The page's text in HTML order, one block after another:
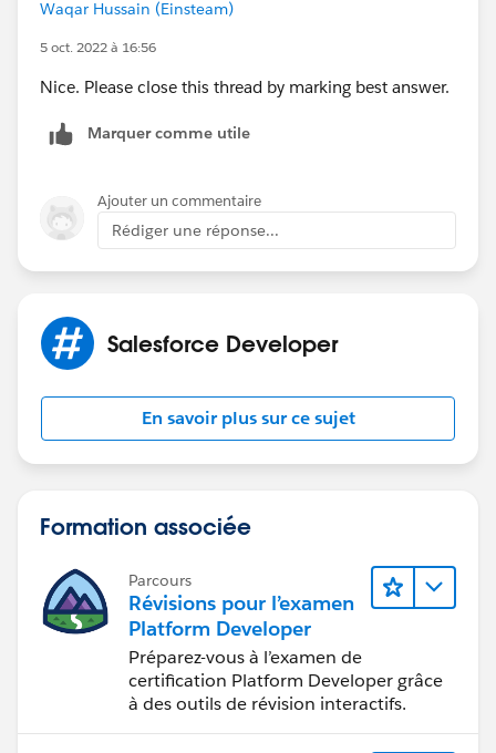
Waqar Hussain (Einsteam)
5 oct. 2022 à 16:56
Nice. Please close this thread by marking best answer.
Marquer comme utile
Ajouter un commentaire
Rédiger une réponse...
Salesforce Developer
En savoir plus sur ce sujet
Formation associée
Parcours
Révisions pour l’examen
Platform Developer
Préparez-vous à l’examen de
certification Platform Developer grâce
à des outils de révision interactifs.